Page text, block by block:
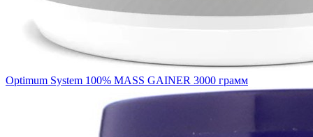
Optimum System 100% MASS GAINER 3000 грамм